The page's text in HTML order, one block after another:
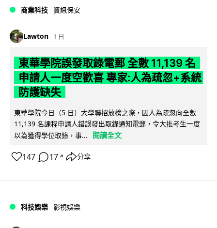
商業科技 資訊保安
Lawton 1 日
東華學院誤發取錄電郵 全數 11,139 名
申請人一度空歡喜 專家:人為疏忽+系統
防護缺失
東華學院今日（5 日）大學聯招放榜之際，因人為疏忽向全數
11,139 名課程申請人錯誤發出取錄通知電郵，令大批考生一度
以為獲得學位取錄，事...
閱讀全文
147 17 ↗ 分享
科技娛樂 影視娛樂